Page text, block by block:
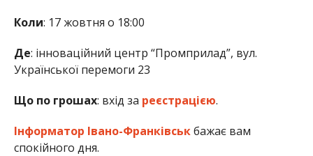
Коли: 17 жовтня о 18:00
Де: інноваційний центр “Промприлад”, вул.
Української перемоги 23
Що по грошах: вхід за реєстрацією.
Інформатор Івано-Франківськбажає вам
спокійного дня.